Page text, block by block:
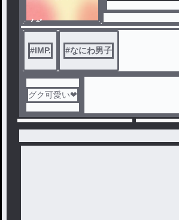
ノベ
ル
#IMP. #なにわ男子
グク可愛い❤